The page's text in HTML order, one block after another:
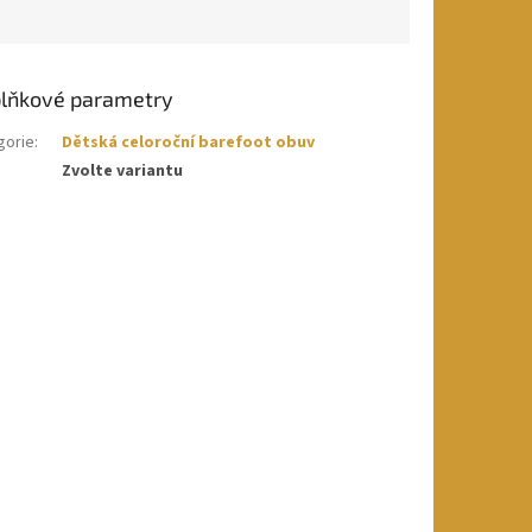
parametry
:
Dětská celoroční barefoot obuv
Zvolte variantu